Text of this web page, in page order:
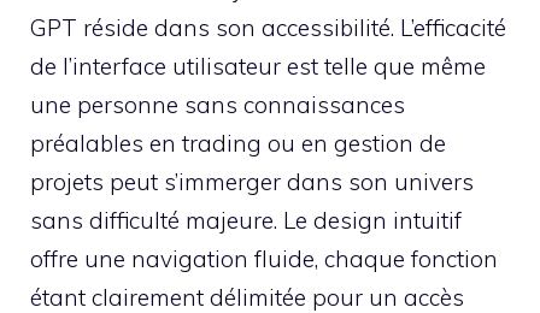
GPT réside dans son accessibilité. L’efficacité
de l’interface utilisateur est telle que même
une personne sans connaissances
préalables en trading ou en gestion de
projets peut s’immerger dans son univers
sans difficulté majeure. Le design intuitif
offre une navigation fluide, chaque fonction
étant clairement délimitée pour un accès